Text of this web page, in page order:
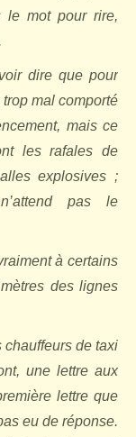
le mot pour rire,
dire que pour
mal comporté
mais ce
les rafales de
explosives ;
pas le
à certains
des lignes
chauffeurs de taxi
une lettre aux
lettre que
eu de réponse.